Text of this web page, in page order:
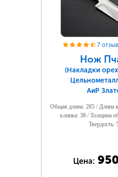
7
Нож
(Накладки
АиР
Общая длина: 285 / Длина
клинка: 38 / Толщина
Твердость:
Цена: